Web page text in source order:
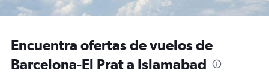
Encuentra ofertas de vuelos de
Barcelona-El Prat a Islamabad